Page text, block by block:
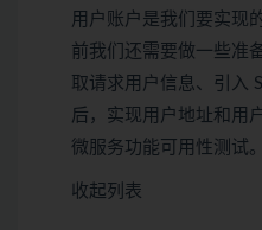
用户账户是我们要实现
前我们还需要做一些准
取请求用户信息、引入
后，实现用户地址和用
微服务功能可用性测试
收起列表